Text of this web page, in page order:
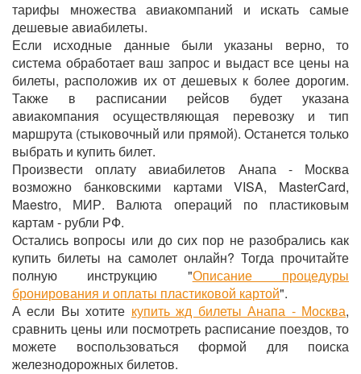
тарифы множества авиакомпаний и искать самые
дешевые авиабилеты.
Если исходные данные были указаны верно, то
система обработает ваш запрос и выдаст все цены на
билеты, расположив их от дешевых к более дорогим.
Также в расписании рейсов будет указана
авиакомпания осуществляющая перевозку и тип
маршрута (стыковочный или прямой). Останется только
выбрать и купить билет.
Произвести оплату авиабилетов Анапа - Москва
возможно банковскими картами VISA, MasterCard,
Maestro, МИР. Валюта операций по пластиковым
картам - рубли РФ.
Остались вопросы или до сих пор не разобрались как
купить билеты на самолет онлайн? Тогда прочитайте
полную инструкцию "Описание процедуры
бронирования и оплаты пластиковой картой".
А если Вы хотите купить жд билеты Анапа - Москва,
сравнить цены или посмотреть расписание поездов, то
можете воспользоваться формой для поиска
железнодорожных билетов.